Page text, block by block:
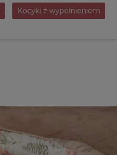
Kocyki z wypełnieniem